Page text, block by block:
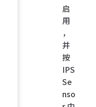
启
用
，
并
按
IPS
Se
nso